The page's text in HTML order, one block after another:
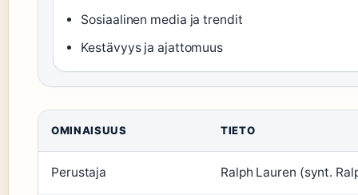
Sosiaalinen media ja trendit
Kestävyys ja ajattomuus
OMINAISUUS TIETO
Perustaja Ralph Lauren (synt.